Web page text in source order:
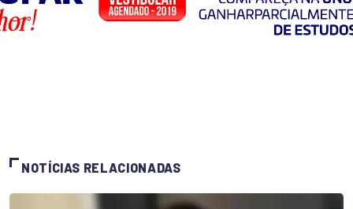
NOTÍCIAS RELACIONADAS